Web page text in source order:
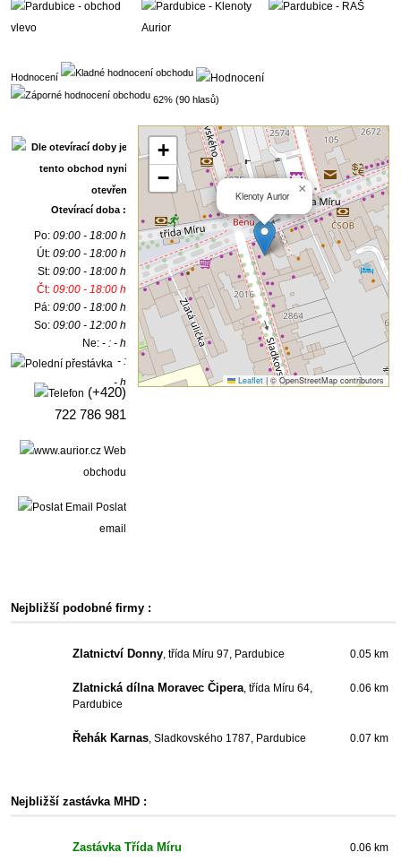
Hodnocení
62% (90 hlasů)
Otevírací doba :
Po:09:00 - 18:00 h
Út:09:00 - 18:00 h
St:09:00 - 18:00 h
Čt:09:00 - 18:00 h
Pá:09:00 - 18:00 h
So:09:00 - 12:00 h
Ne:- : - h
- :
- h
(+420)
722 786 981
Web
obchodu
Poslat
email
Klenoty Aurior ×
+
−
Leaflet |© OpenStreetMap contributors
Nejbližší podobné firmy :
Zlatnictví Donny, třída Míru 97, Pardubice 0.05 km
Zlatnická dílna Moravec Čipera, třída Míru 64,
Pardubice
0.06 km
Řehák Karnas, Sladkovského 1787, Pardubice 0.07 km
Nejbližší zastávka MHD :
Zastávka Třída Míru 0.06 km